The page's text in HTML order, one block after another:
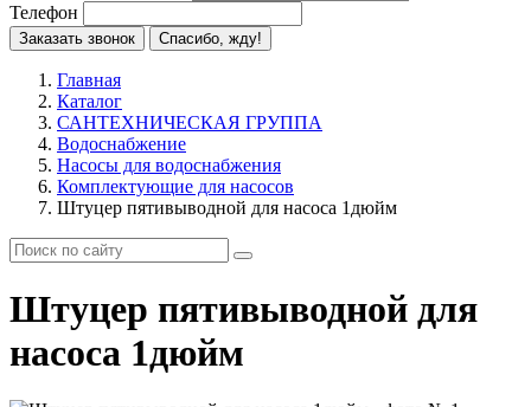
Телефон
Заказать звонок Спасибо, жду!
Главная
Каталог
САНТЕХНИЧЕСКАЯ ГРУППА
Водоснабжение
Насосы для водоснабжения
Комплектующие для насосов
Штуцер пятивыводной для насоса 1дюйм
Штуцер пятивыводной для
насоса 1дюйм